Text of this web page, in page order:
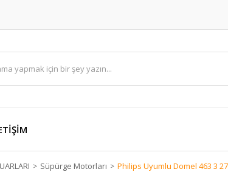
Süpürge Motorları Philips Uyumlu Domel 463 3